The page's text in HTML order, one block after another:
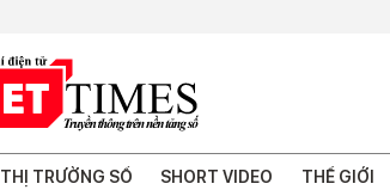
THỊ TRƯỜNG SỐ SHORT VIDEO THẾ GIỚI